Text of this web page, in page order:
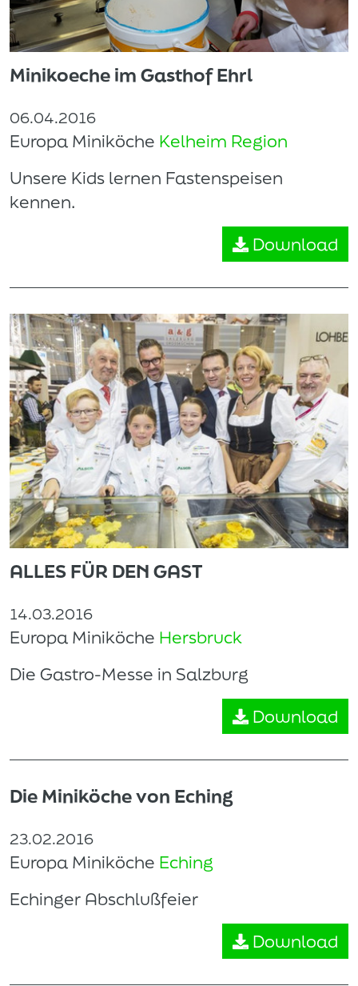
Minikoeche im Gasthof Ehrl
06.04.2016
Europa Miniköche Kelheim Region
Unsere Kids lernen Fastenspeisen
kennen.
Download
ALLES FÜR DEN GAST
14.03.2016
Europa Miniköche Hersbruck
Die Gastro-Messe in Salzburg
Download
Die Miniköche von Eching
23.02.2016
Europa Miniköche Eching
Echinger Abschlußfeier
Download